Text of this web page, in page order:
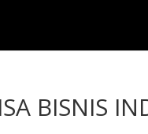
BISNIS